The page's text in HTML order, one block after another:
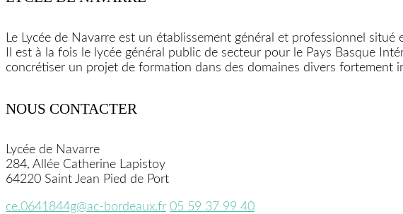
Le Lycée de Navarre est un établissement général et professionnel
Il est à la fois le lycée général public de secteur pour le Pays Basque
concrétiser un projet de formation dans des domaines divers fortement
NOUS CONTACTER
Lycée de Navarre
284, Allée Catherine Lapistoy
64220 Saint Jean Pied de Port
ce.0641844g@ac-bordeaux.fr 05 59 37 99 40